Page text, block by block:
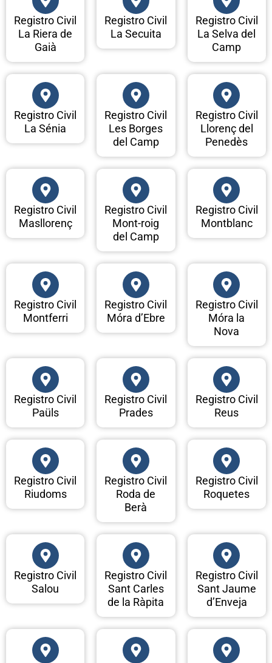
Registro Civil
La Riera de
Gaià
Registro Civil
La Secuita
Registro Civil
La Selva del
Camp
Registro Civil
La Sénia
Registro Civil
Les Borges
del Camp
Registro Civil
Llorenç del
Penedès
Registro Civil
Masllorenç
Registro Civil
Mont-roig
del Camp
Registro Civil
Montblanc
Registro Civil
Montferri
Registro Civil
Móra d’Ebre
Registro Civil
Móra la
Nova
Registro Civil
Paüls
Registro Civil
Prades
Registro Civil
Reus
Registro Civil
Riudoms
Registro Civil
Roda de
Berà
Registro Civil
Roquetes
Registro Civil
Salou
Registro Civil
Sant Carles
de la Ràpita
Registro Civil
Sant Jaume
d’Enveja